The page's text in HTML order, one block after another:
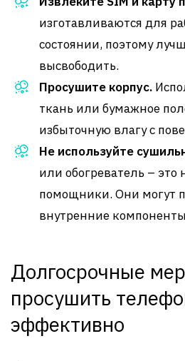
изготавливаются для
состоянии, поэтому
высвободить.
Просушите корпус.
ткань или бумажное
избыточную влагу с
Не используйте
или обогреватель – это
помощники. Они могут
внутренние
Долгосрочные
просушить
эффективно